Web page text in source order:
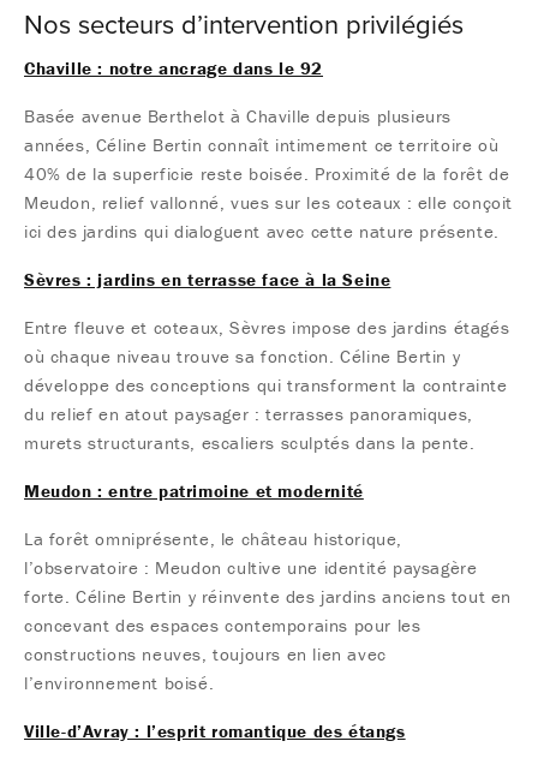
Nos secteurs d’intervention privilégiés
Chaville : notre ancrage dans le 92
Basée avenue Berthelot à Chaville depuis plusieurs
années, Céline Bertin connaît intimement ce territoire où
40% de la superficie reste boisée. Proximité de la forêt de
Meudon, relief vallonné, vues sur les coteaux : elle conçoit
ici des jardins qui dialoguent avec cette nature présente.
Sèvres : jardins en terrasse face à la Seine
Entre fleuve et coteaux, Sèvres impose des jardins étagés
où chaque niveau trouve sa fonction. Céline Bertin y
développe des conceptions qui transforment la contrainte
du relief en atout paysager : terrasses panoramiques,
murets structurants, escaliers sculptés dans la pente.
Meudon : entre patrimoine et modernité
La forêt omniprésente, le château historique,
l’observatoire : Meudon cultive une identité paysagère
forte. Céline Bertin y réinvente des jardins anciens tout en
concevant des espaces contemporains pour les
constructions neuves, toujours en lien avec
l’environnement boisé.
Ville-d’Avray : l’esprit romantique des étangs